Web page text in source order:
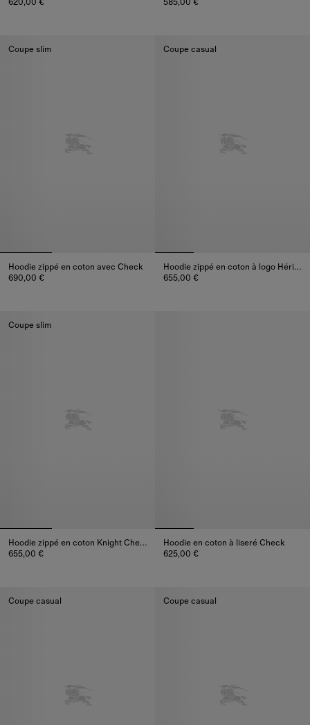
Coupe slim
Hoodie zippé en coton avec Check
690,00 €
Coupe casual
Hoodie zippé en coton à logo Héritage
655,00 €
Coupe slim
Hoodie zippé en coton Knight Check
655,00 €
Hoodie en coton à liseré Check
625,00 €
Coupe casual Coupe casual